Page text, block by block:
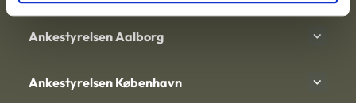
Ankestyrelsen Aalborg
Ankestyrelsen København